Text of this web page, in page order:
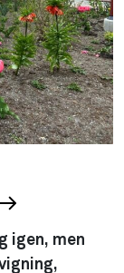
igen, men